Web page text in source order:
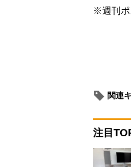
※週刊ポ
関連
注目